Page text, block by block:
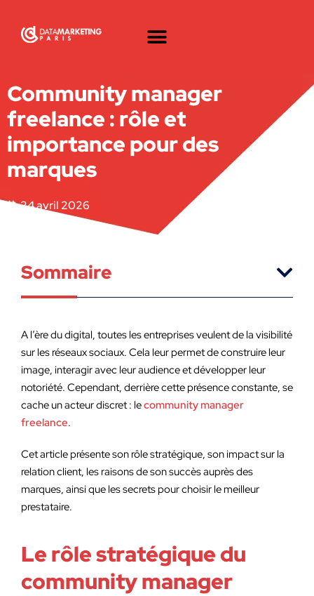
Community manager
freelance : rôle et
importance pour des
marques
24 avril 2026
Sommaire
A l’ère du digital, toutes les entreprises veulent de la visibilité
sur les réseaux sociaux. Cela leur permet de construire leur
image, interagir avec leur audience et développer leur
notoriété. Cependant, derrière cette présence constante, se
cache un acteur discret : lecommunity manager
freelance.
Cet article présente son rôle stratégique, son impact sur la
relation client, les raisons de son succès auprès des
marques, ainsi que les secrets pour choisir le meilleur
prestataire.
Le rôle stratégique du
community manager